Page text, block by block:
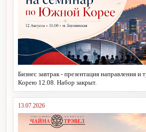
Бизнес завтрак - презентация направления
Корею 12.08. Набор закрыт.
13.07.2026